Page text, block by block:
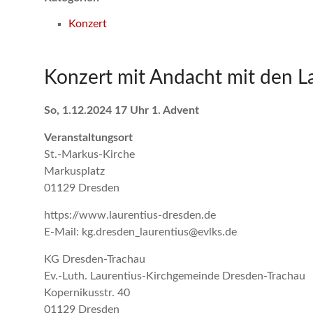
Konzert
Konzert mit Andacht mit den
So, 1.12.2024 17 Uhr 1. Advent
Veranstaltungsort
St.-Markus-Kirche
Markusplatz
01129 Dresden
https://www.laurentius-dresden.de
E-Mail: kg.dresden_laurentius@evlks.de
KG Dresden-Trachau
Ev.-Luth. Laurentius-Kirchgemeinde Dresden-Trachau
Kopernikusstr. 40
01129 Dresden